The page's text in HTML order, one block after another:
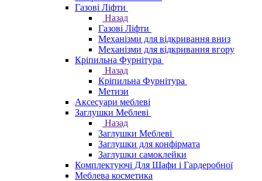
Газові Ліфти
Назад
Газові Ліфти
Механізми для відкривання вниз
Механізми для відкривання вгору
Кріпильна Фурнітура
Назад
Кріпильна Фурнітура
Метизи
Аксесуари меблеві
Заглушки Меблеві
Назад
Заглушки Меблеві
Заглушки для конфірмата
Заглушки самоклейки
Комплектуючі Для Шафи і Гардеробної
Меблева косметика